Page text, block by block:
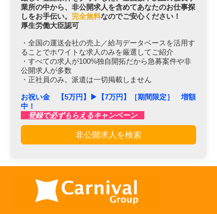
業所の中から、非公開求人を含めてあなたのお仕事探
しをお手伝い。 完全無料なのでご安心ください！
厚生労働大臣認可
・全国の運送会社の売上／給与データベースを活用す
ることでホワイトな求人のみを厳選してご紹介
・すべての求人が100%独自開拓だから急募案件や非
公開求人が多数
・正社員のみ。派遣は一切掲載しません
お祝い金 【5万円】▶︎【7万円】［期間限定］ 増額
中！
登録で必ずもらえるキャンペーン
非公開求人を検索